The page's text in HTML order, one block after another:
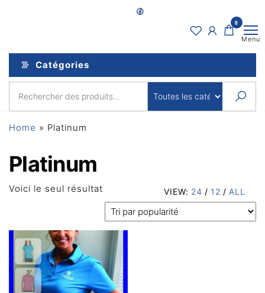
0
Menu
Catégories
Home » Platinum
Platinum
VIEW: 24 / 12 / ALL
Voici le seul résultat